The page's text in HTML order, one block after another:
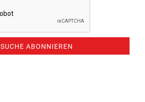
SUCHE ABONNIEREN